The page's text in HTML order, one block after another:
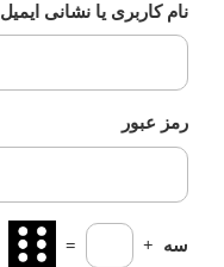
نام کاربری یا نشانی ایمیل
رمز عبور
سه +
=